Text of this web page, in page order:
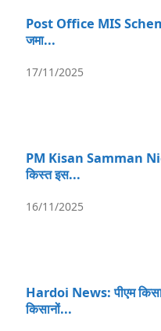
Post Office MIS
जमा...
17/11/2025
PM Kisan Samman
किस्त इस...
16/11/2025
Hardoi News: पीएम
किसानों...